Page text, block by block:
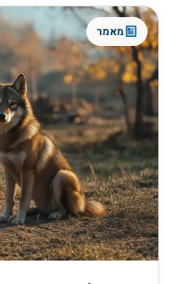
מאמר